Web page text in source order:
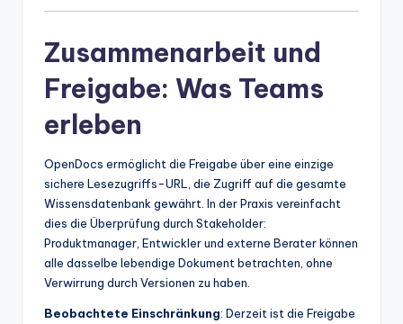
Zusammenarbeit und
Freigabe: Was Teams
erleben
OpenDocs ermöglicht die Freigabe über eine einzige
sichere Lesezugriffs-URL, die Zugriff auf die gesamte
Wissensdatenbank gewährt. In der Praxis vereinfacht
dies die Überprüfung durch Stakeholder:
Produktmanager, Entwickler und externe Berater können
alle dasselbe lebendige Dokument betrachten, ohne
Verwirrung durch Versionen zu haben.
Beobachtete Einschränkung: Derzeit ist die Freigabe